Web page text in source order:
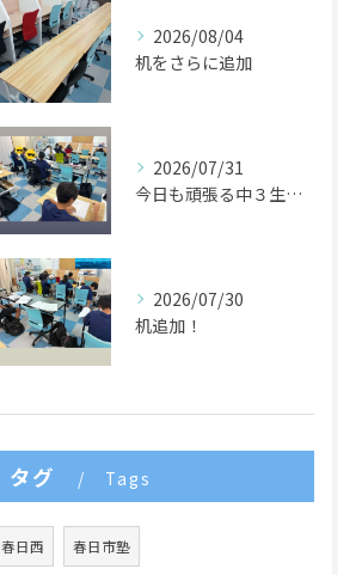
2026/08/04
机をさらに追加
2026/07/31
今日も頑張る中３生たち🌈
2026/07/30
机追加！
タグ Tags
春日西 春日市塾